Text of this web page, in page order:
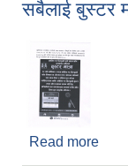
सबैलाई बुस्टर
Read more